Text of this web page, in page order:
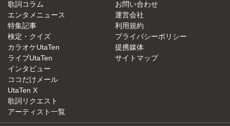
歌詞コラム
エンタメニュース
特集記事
検定・クイズ
カラオケUtaTen
ライブUtaTen
インタビュー
ココだけメール
UtaTen X
歌詞リクエスト
アーティスト一覧
お問い合わせ
運営会社
利用規約
プライバシーポリシー
提携媒体
サイトマップ